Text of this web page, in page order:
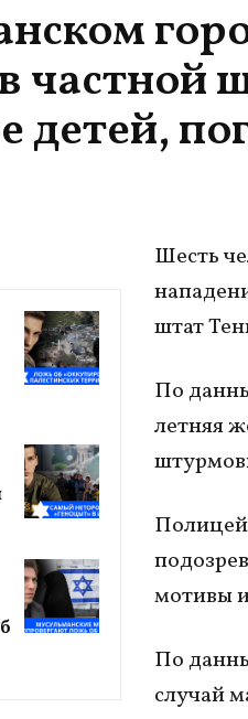
частной
детей,
Шесть
штат
По
летняя
мотивы
По
случай